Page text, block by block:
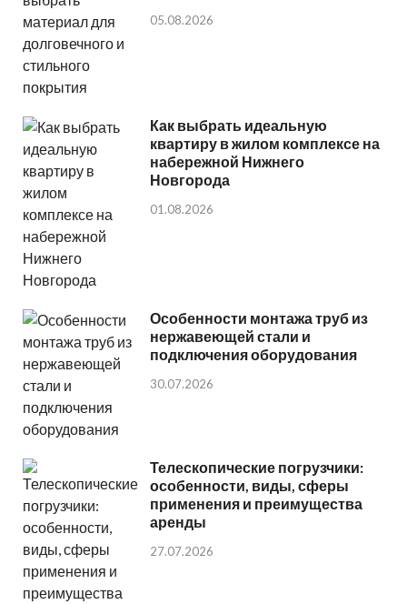
05.08.2026
Как выбрать идеальную
квартиру в жилом комплексе на
набережной Нижнего
Новгорода
01.08.2026
Особенности монтажа труб из
нержавеющей стали и
подключения оборудования
30.07.2026
Телескопические погрузчики:
особенности, виды, сферы
применения и преимущества
аренды
27.07.2026